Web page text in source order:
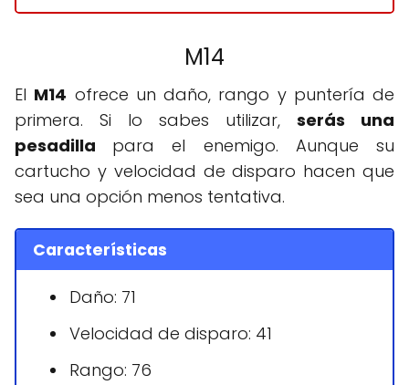
M14
El M14 ofrece un daño, rango y puntería de
primera. Si lo sabes utilizar, serás una
pesadilla para el enemigo. Aunque su
cartucho y velocidad de disparo hacen que
sea una opción menos tentativa.
Características
Daño: 71
Velocidad de disparo: 41
Rango: 76